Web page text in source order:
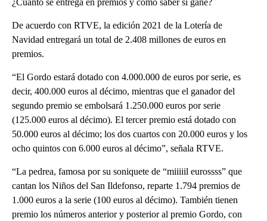
¿Cuánto se entrega en premios y cómo saber si gané?
De acuerdo con RTVE, la edición 2021 de la Lotería de
Navidad entregará un total de 2.408 millones de euros en
premios.
“El Gordo estará dotado con 4.000.000 de euros por serie, es
decir, 400.000 euros al décimo, mientras que el ganador del
segundo premio se embolsará 1.250.000 euros por serie
(125.000 euros al décimo). El tercer premio está dotado con
50.000 euros al décimo; los dos cuartos con 20.000 euros y los
ocho quintos con 6.000 euros al décimo”, señala RTVE.
“La pedrea, famosa por su soniquete de “miiiiil eurossss” que
cantan los Niños del San Ildefonso, reparte 1.794 premios de
1.000 euros a la serie (100 euros al décimo). También tienen
premio los números anterior y posterior al premio Gordo, con